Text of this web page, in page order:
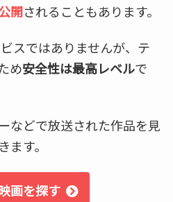
開 されることもあります。
スではありませんが、テ
め安全性は最高レベルで
などで放送された作品を見
ます。
画を探す